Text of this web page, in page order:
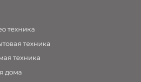
техника
техника
техника
дома